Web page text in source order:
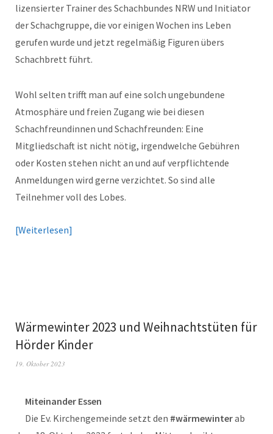
lizensierter Trainer des Schachbundes NRW und Initiator
der Schachgruppe, die vor einigen Wochen ins Leben
gerufen wurde und jetzt regelmäßig Figuren übers
Schachbrett führt.
Wohl selten trifft man auf eine solch ungebundene
Atmosphäre und freien Zugang wie bei diesen
Schachfreundinnen und Schachfreunden: Eine
Mitgliedschaft ist nicht nötig, irgendwelche Gebühren
oder Kosten stehen nicht an und auf verpflichtende
Anmeldungen wird gerne verzichtet. So sind alle
Teilnehmer voll des Lobes.
Weiterlesen
Wärmewinter 2023 und Weihnachtstüten für
Hörder Kinder
19. Oktober 2023
Miteinander Essen
Die Ev. Kirchengemeinde setzt den #wärmewinterab